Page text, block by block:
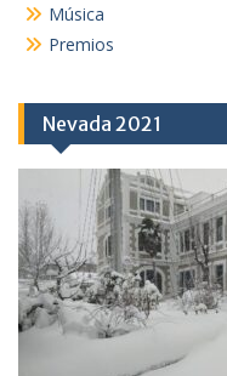
Música
Premios
Nevada 2021